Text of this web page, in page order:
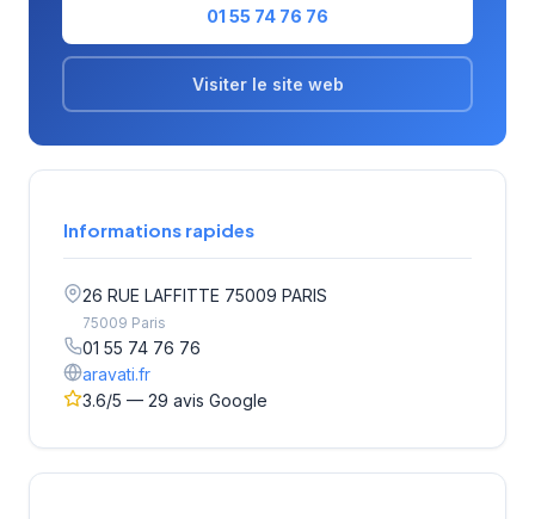
01 55 74 76 76
Visiter le site web
Informations rapides
26 RUE LAFFITTE 75009 PARIS
75009 Paris
01 55 74 76 76
aravati.fr
3.6/5 — 29 avis Google